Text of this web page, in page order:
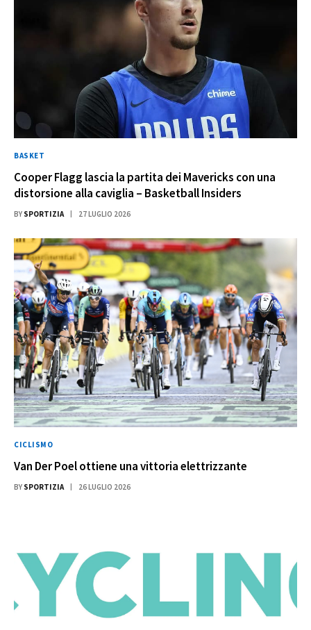
BASKET
Cooper Flagg lascia la partita dei Mavericks con una
distorsione alla caviglia – Basketball Insiders
BY SPORTIZIA 27 LUGLIO 2026
CICLISMO
Van Der Poel ottiene una vittoria elettrizzante
BY SPORTIZIA 26 LUGLIO 2026